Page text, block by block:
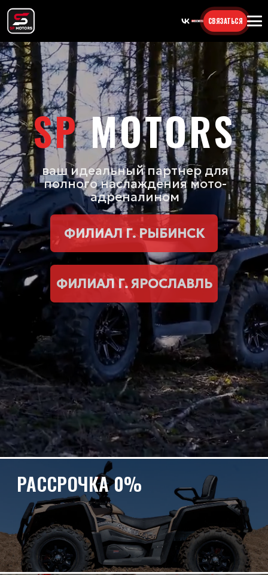
СВЯЗАТЬСЯ
ваш идеальный партнер для
полного наслаждения мото-
адреналином
SPMOTORS
ФИЛИАЛ Г. РЫБИНСК
ФИЛИАЛ Г. ЯРОСЛАВЛЬ
УСКОРЯЕМ ЗИМУ
ВЫГОДА ДО 115 290 ₽
ГАРАНТИЯ
РАССРОЧКА 0%